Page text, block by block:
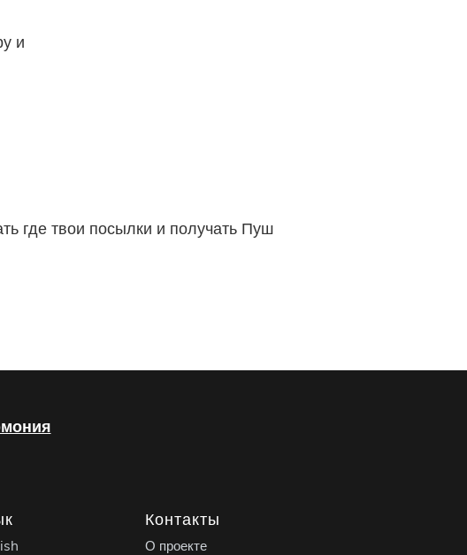
и
где твои посылки и получать Пуш
Контакты
О проекте